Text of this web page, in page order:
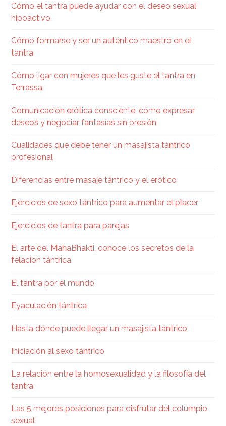
Cómo el tantra puede ayudar con el deseo sexual
hipoactivo
Cómo formarse y ser un auténtico maestro en el
tantra
Cómo ligar con mujeres que les guste el tantra en
Terrassa
Comunicación erótica consciente: cómo expresar
deseos y negociar fantasías sin presión
Cualidades que debe tener un masajista tántrico
profesional
Diferencias entre masaje tántrico y el erótico
Ejercicios de sexo tántrico para aumentar el placer
Ejercicios de tantra para parejas
El arte del MahaBhakti, conoce los secretos de la
felación tántrica
El tantra por el mundo
Eyaculación tántrica
Hasta dónde puede llegar un masajista tántrico
Iniciación al sexo tántrico
La relación entre la homosexualidad y la filosofía del
tantra
Las 5 mejores posiciones para disfrutar del columpio
sexual